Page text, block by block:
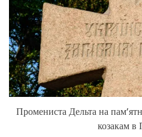
Промениста Дельта на
козакам в